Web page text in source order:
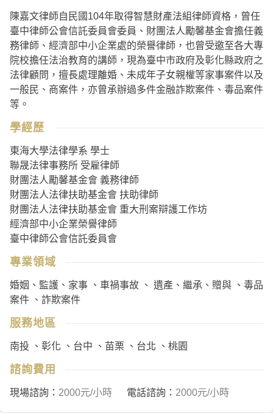
陳嘉文律師自民國104年取得智慧財產法組律師資格，曾任
臺中律師公會信託委員會委員、財團法人勵馨基金會擔任義
務律師、經濟部中小企業處的榮譽律師，也曾受邀至各大專
院校擔任法治教育的講師，現為臺中市政府及彰化縣政府之
法律顧問，擅長處理離婚、未成年子女親權等家事案件以及
一般民、商案件，亦曾承辦過多件金融詐欺案件、毒品案件
等。
學經歷
東海大學法律學系 學士
聯晟法律事務所 受雇律師
財團法人勵馨基金會 義務律師
財團法人法律扶助基金會 扶助律師
財團法人法律扶助基金會 重大刑案辯護工作坊
經濟部中小企業榮譽律師
臺中律師公會信託委員會
專業領域
婚姻、監護、家事 、 車禍事故 、 遺產、繼承、贈與 、 毒品
案件 、 詐欺案件
服務地區
南投 、 彰化 、 台中 、 苗栗 、 台北 、 桃園
諮詢費用
現場諮詢： 2000元/小時 電話諮詢： 2000元/小時